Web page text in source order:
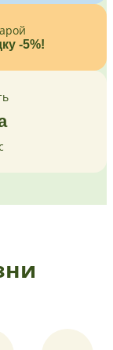
-5%!